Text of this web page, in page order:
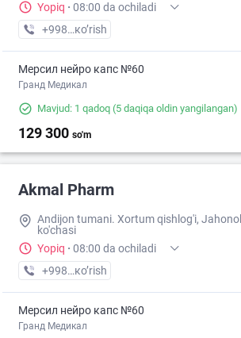
Yopiq · 08:00 da ochiladi
+998 (90) XXX-XX-XX
кo’rish
Мерсил нейро капс №60
Гранд Медикал
Mavjud: 1 qadoq (5 daqiqa oldin yangilangan)
129 300 so'm
Akmal Pharm
Andijon tumani. Xortum qishlog'i,
ko'chasi
Yopiq · 08:00 da ochiladi
+998 (91) XXX-XX-XX
кo’rish
Мерсил нейро капс №60
Гранд Медикал